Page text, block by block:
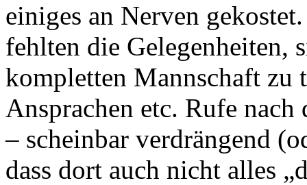
einiges an Nerven
fehlten die Gelegenheiten,
kompletten Mannschaft
Ansprachen etc. Rufe
– scheinbar verdrängend
dass dort auch nicht alles